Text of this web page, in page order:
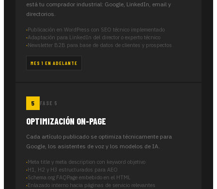
está tu comprador industrial: Google, LinkedIn, email y
directorios.
Publicación en WordPress con SEO técnico implementado
Adaptación para LinkedIn del director o experto técnico
Newsletter B2B para base de datos de clientes y prospectos
MES 1 EN ADELANTE
FASE 5
OPTIMIZACIÓN ON-PAGE
Cada artículo publicado se optimiza técnicamente para
Google, los asistentes de voz y los modelos de IA.
Meta title y meta description con keyword objetivo
H1, H2 y H3 estructurados para AEO
Schema.org FAQPage embebido en el HTML
Enlazado interno hacia páginas de servicio relevantes